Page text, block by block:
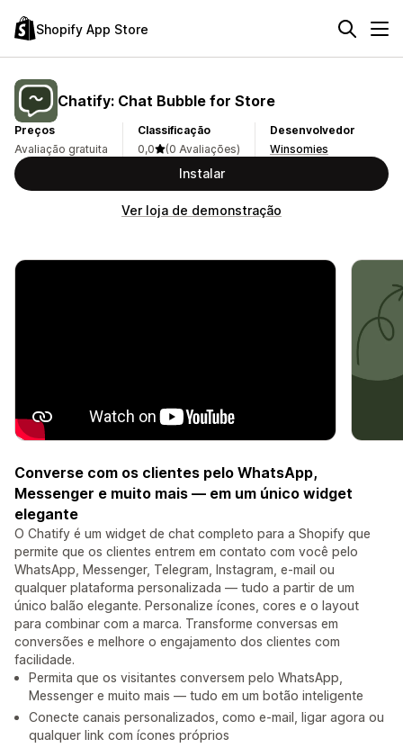
Shopify App Store
Chatify: Chat Bubble for Store
Preços
Avaliação gratuita
Classificação
0,0
(0 Avaliações)
Desenvolvedor
Winsomies
Instalar
Ver loja de demonstração
Converse com os clientes pelo WhatsApp,
Messenger e muito mais — em um único widget
elegante
O Chatify é um widget de chat completo para a Shopify que
permite que os clientes entrem em contato com você pelo
WhatsApp, Messenger, Telegram, Instagram, e-mail ou
qualquer plataforma personalizada — tudo a partir de um
único balão elegante. Personalize ícones, cores e o layout
para combinar com a marca. Transforme conversas em
conversões e melhore o engajamento dos clientes com
facilidade.
Permita que os visitantes conversem pelo WhatsApp,
Messenger e muito mais — tudo em um botão inteligente
Conecte canais personalizados, como e-mail, ligar agora ou
qualquer link com ícones próprios